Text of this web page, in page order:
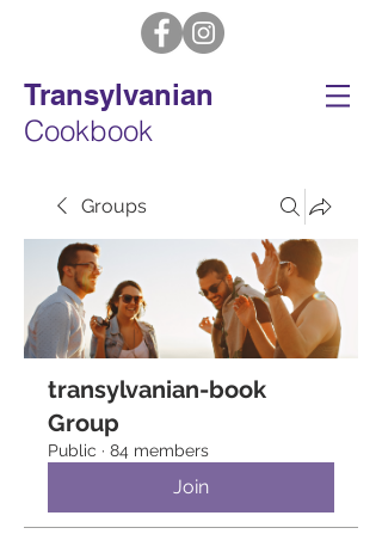
Transylvanian
Cookbook
Groups
transylvanian-book
Group
Public · 84 members
Join